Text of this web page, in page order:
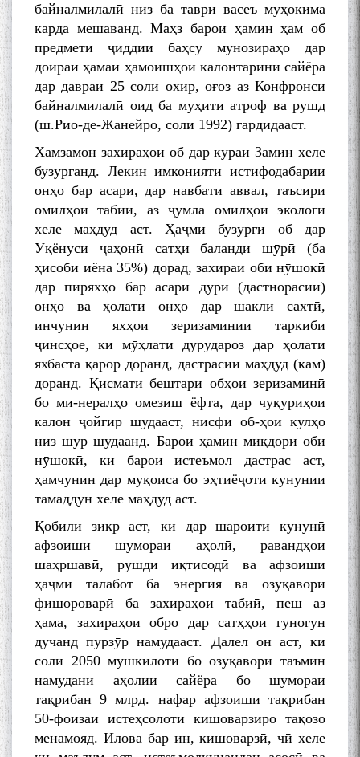
байналмилалӣ низ ба таври васеъ муҳокима
карда мешаванд. Маҳз барои ҳамин ҳам об
предмети ҷиддии баҳсу мунозираҳо дар
доираи ҳамаи ҳамоишҳои калонтарини сайёра
дар давраи 25 соли охир, оғоз аз Конфронси
байналмилалӣ оид ба муҳити атроф ва рушд
(ш.Рио-де-Жанейро, соли 1992) гардидааст.
Хамзамон захираҳои об дар кураи Замин хеле
бузурганд. Лекин имконияти истифодабарии
онҳо бар асари, дар навбати аввал, таъсири
омилҳои табиӣ, аз ҷумла омилҳои экологӣ
хеле маҳдуд аст. Ҳаҷми бузурги об дар
Уқёнуси ҷаҳонӣ сатҳи баланди шӯрӣ (ба
ҳисоби иёна 35%) дорад, захираи оби нӯшокӣ
дар пиряхҳо бар асари дури (дастнорасии)
онҳо ва ҳолати онҳо дар шакли сахтӣ,
инчунин яхҳои зеризаминии таркиби
ҷинсҳое, ки мӯҳлати дурудароз дар ҳолати
яхбаста қарор доранд, дастрасии маҳдуд (кам)
доранд. Қисмати бештари обҳои зеризаминӣ
бо ми-нералҳо омезиш ёфта, дар чуқуриҳои
калон ҷойгир шудааст, нисфи об-ҳои кулҳо
низ шӯр шудаанд. Барои ҳамин миқдори оби
нӯшокӣ, ки барои истеъмол дастрас аст,
ҳамчунин дар муқоиса бо эҳтиёҷоти кунунии
тамаддун хеле маҳдуд аст.
Қобили зикр аст, ки дар шароити кунунӣ
афзоиши шумораи аҳолӣ, равандҳои
шаҳршавӣ, рушди иқтисодӣ ва афзоиши
ҳаҷми талабот ба энергия ва озуқаворӣ
фишороварӣ ба захираҳои табиӣ, пеш аз
ҳама, захираҳои обро дар сатҳҳои гуногун
дучанд пурзӯр намудааст. Далел он аст, ки
соли 2050 мушкилоти бо озуқаворӣ таъмин
намудани аҳолии сайёра бо шумораи
тақрибан 9 млрд. нафар афзоиши тақрибан
50-фоизаи истеҳсолоти кишоварзиро тақозо
менамояд. Илова бар ин, кишоварзӣ, чӣ хеле